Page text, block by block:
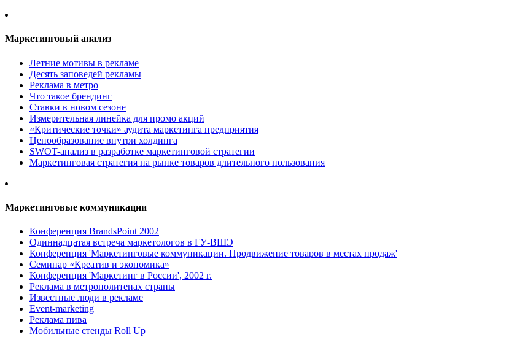
Маркетинговый анализ
Летние мотивы в рекламе
Десять заповедей рекламы
Реклама в метро
Что такое брендинг
Ставки в новом сезоне
Измерительная линейка для промо акций
«Критические точки» аудита маркетинга предприятия
Ценообразование внутри холдинга
SWOT-анализ в разработке маркетинговой стратегии
Маркетинговая стратегия на рынке товаров длительного пользования
Маркетинговые коммуникации
Конференция BrandsPoint 2002
Одиннадцатая встреча маркетологов в ГУ-ВШЭ
Конференция 'Маркетинговые коммуникации. Продвижение товаров в местах продаж'
Семинар «Креатив и экономика»
Конференция 'Маркетинг в России', 2002 г.
Реклама в метрополитенах страны
Известные люди в рекламе
Event-marketing
Реклама пива
Мобильные стенды Roll Up